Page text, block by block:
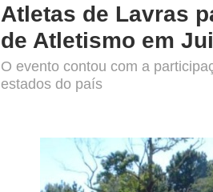
Atletas de Lavras
de Atletismo em
O evento contou com a
estados do país